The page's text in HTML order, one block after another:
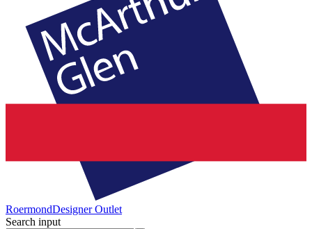
RoermondDesigner Outlet
Search input